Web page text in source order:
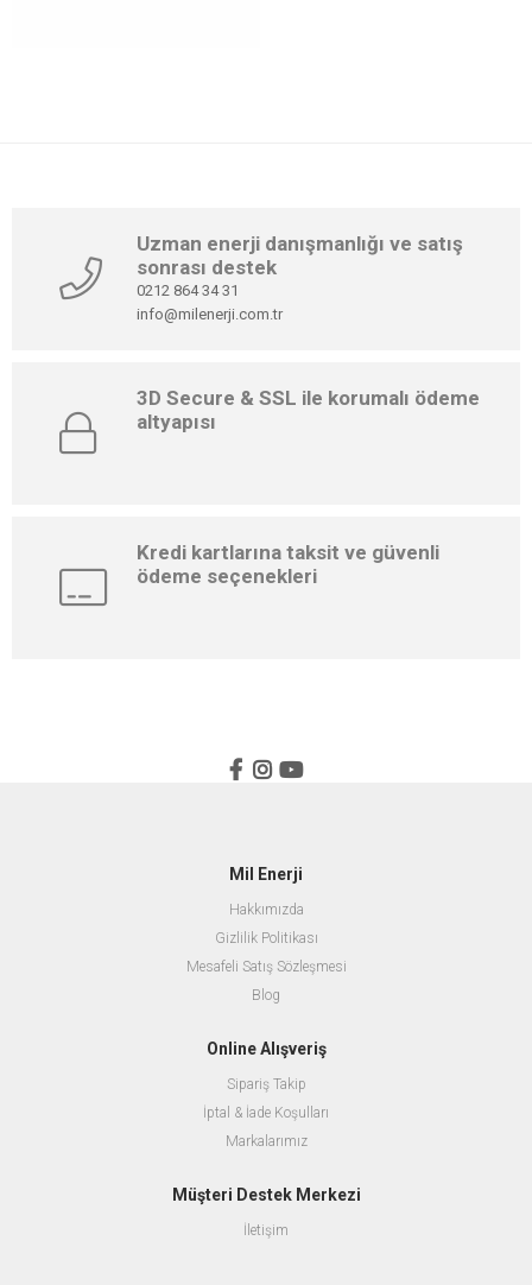
Uzman enerji danışmanlığı ve satış
sonrası destek
0212 864 34 31
info@milenerji.com.tr
3D Secure & SSL ile korumalı ödeme
altyapısı
Kredi kartlarına taksit ve güvenli
ödeme seçenekleri
Mil Enerji
Hakkımızda
Gizlilik Politikası
Mesafeli Satış Sözleşmesi
Blog
Online Alışveriş
Sipariş Takip
İptal & İade Koşulları
Markalarımız
Müşteri Destek Merkezi
İletişim